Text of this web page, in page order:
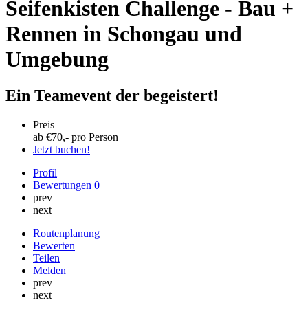
Seifenkisten Challenge - Bau +
Rennen in Schongau und
Umgebung
Ein Teamevent der begeistert!
Preis
ab €70,- pro Person
Jetzt buchen!
Profil
Bewertungen 0
prev
next
Routenplanung
Bewerten
Teilen
Melden
prev
next